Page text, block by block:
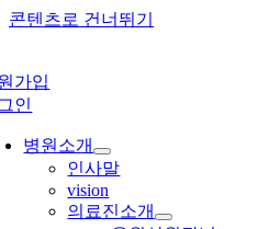
콘텐츠로 건너뛰기
가입
인
병원소개
인사말
vision
의료진소개